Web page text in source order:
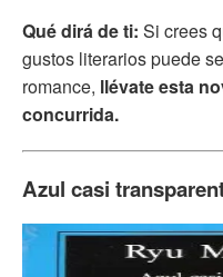
Qué dirá de ti: Si crees
gustos literarios puede
romance, llévate esta
concurrida.
Azul casi